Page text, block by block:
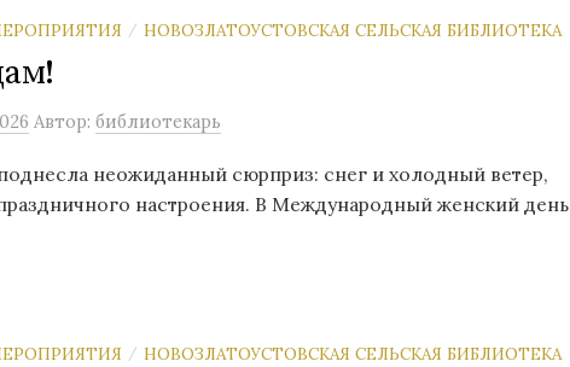
/ НОВОЗЛАТОУСТОВСКАЯ СЕЛЬСКАЯ БИБЛИОТЕКА
Автор: библиотекарь
неожиданный сюрприз: снег и холодный ветер,
настроения. В Международный женский день
/ НОВОЗЛАТОУСТОВСКАЯ СЕЛЬСКАЯ БИБЛИОТЕКА